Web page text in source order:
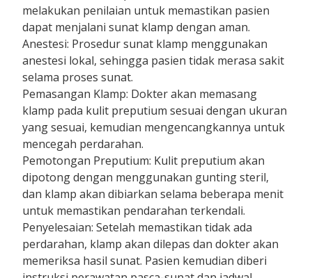
melakukan penilaian untuk memastikan pasien
dapat menjalani sunat klamp dengan aman.
Anestesi: Prosedur sunat klamp menggunakan
anestesi lokal, sehingga pasien tidak merasa sakit
selama proses sunat.
Pemasangan Klamp: Dokter akan memasang
klamp pada kulit preputium sesuai dengan ukuran
yang sesuai, kemudian mengencangkannya untuk
mencegah perdarahan.
Pemotongan Preputium: Kulit preputium akan
dipotong dengan menggunakan gunting steril,
dan klamp akan dibiarkan selama beberapa menit
untuk memastikan pendarahan terkendali.
Penyelesaian: Setelah memastikan tidak ada
perdarahan, klamp akan dilepas dan dokter akan
memeriksa hasil sunat. Pasien kemudian diberi